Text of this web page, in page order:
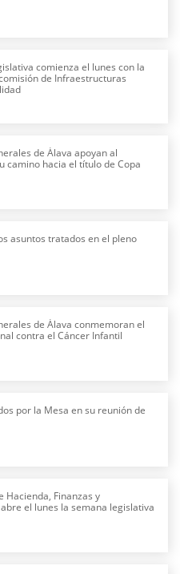
comienza el lunes con la
de Infraestructuras
de Álava apoyan al
camino hacia el título de Copa
asuntos tratados en el pleno
de Álava conmemoran el
contra el Cáncer Infantil
por la Mesa en su reunión de
Hacienda, Finanzas y
el lunes la semana legislativa